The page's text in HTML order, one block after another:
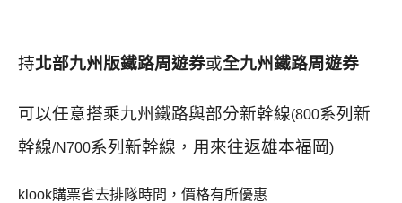
持北部九州版鐵路周遊券或全九州鐵路周遊券
可以任意搭乘九州鐵路與部分新幹線(800系列新
幹線/N700系列新幹線，用來往返雄本福岡)
klook購票省去排隊時間，價格有所優惠